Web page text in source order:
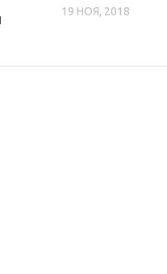
19 НОЯ, 2018